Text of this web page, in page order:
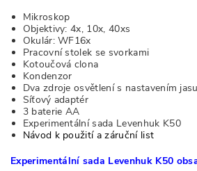
Mikroskop
Objektivy: 4x, 10x, 40xs
Okulár: WF16x
Pracovní stolek se svorkami
Kotoučová clona
Kondenzor
Dva zdroje osvětlení s nastavením
Síťový adaptér
3 baterie AA
Experimentální sada Levenhuk K50
Návod k použití a záruční list
Experimentální sada Levenhuk K50